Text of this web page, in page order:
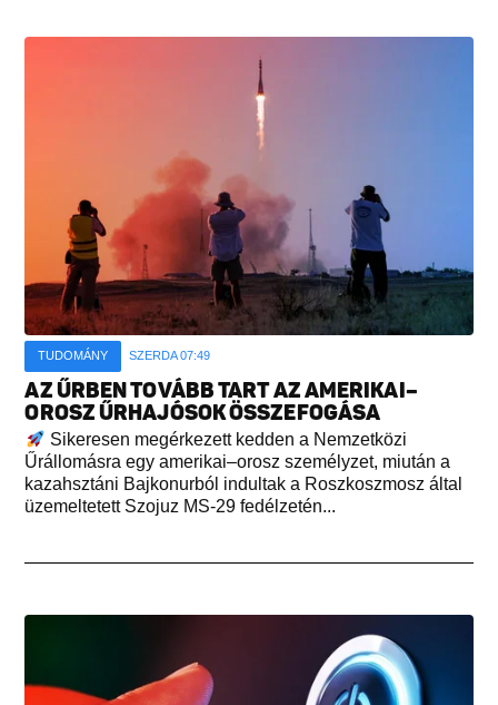
TUDOMÁNY SZERDA 07:49
AZ ŰRBEN TOVÁBB TART AZ AMERIKAI–
OROSZ ŰRHAJÓSOK ÖSSZEFOGÁSA
Sikeresen megérkezett kedden a Nemzetközi
Űrállomásra egy amerikai–orosz személyzet, miután a
kazahsztáni Bajkonurból indultak a Roszkoszmosz által
üzemeltetett Szojuz MS-29 fedélzetén...